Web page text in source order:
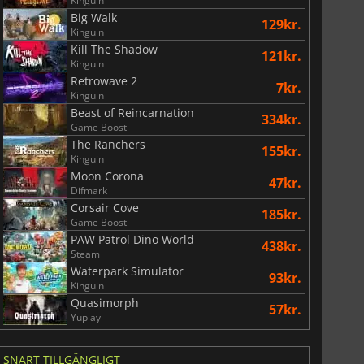
Big Walk
Kinguin 129kr.
Kill The Shadow
Kinguin 121kr.
Retrowave 2
Kinguin 7kr.
Beast of Reincarnation
Game Boost 334kr.
The Ranchers
Kinguin 155kr.
Moon Corona
Difmark 47kr.
Corsair Cove
Game Boost 185kr.
PAW Patrol Dino World
Steam 438kr.
Waterpark Simulator
Kinguin 93kr.
Quasimorph
Yuplay 57kr.
SNART TILLGÄNGLIGT